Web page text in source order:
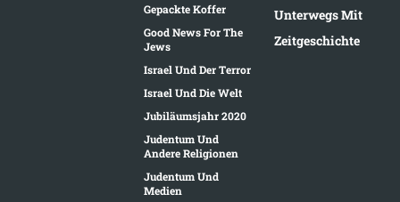
Gepackte Koffer
Good News For The
Jews
Israel Und Der Terror
Israel Und Die Welt
Jubiläumsjahr 2020
Judentum Und
Andere Religionen
Judentum Und
Medien
Unterwegs Mit
Zeitgeschichte